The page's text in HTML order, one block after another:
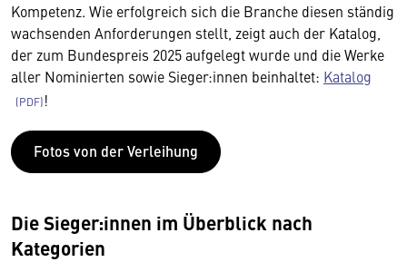
Kompetenz. Wie erfolgreich sich die Branche diesen ständig
wachsenden Anforderungen stellt, zeigt auch der Katalog,
der zum Bundespreis 2025 aufgelegt wurde und die Werke
aller Nominierten sowie Sieger:innen beinhaltet: Katalog
!
Fotos von der Verleihung
Die Sieger:innen im Überblick nach
Kategorien